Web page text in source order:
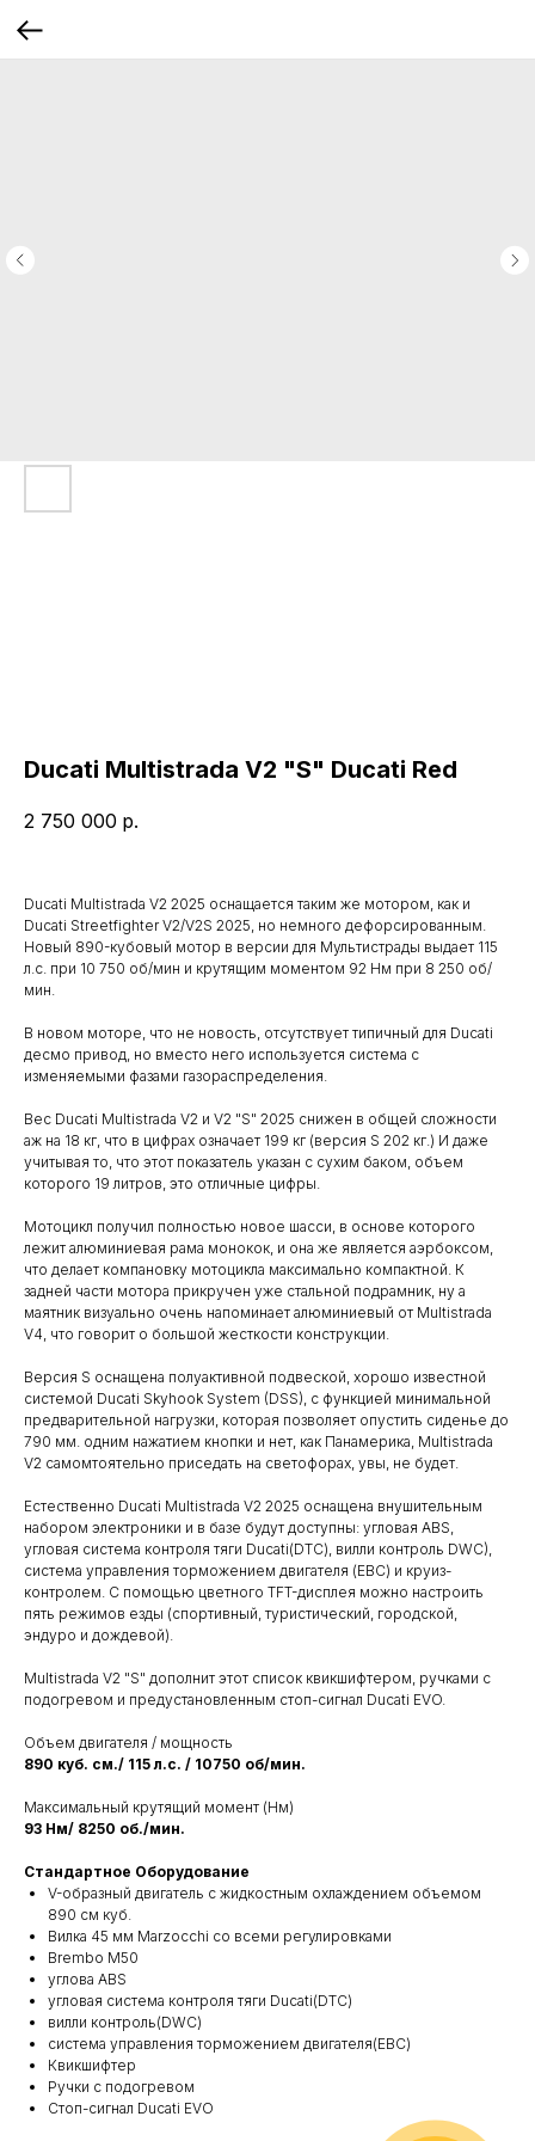
Ducati Multistrada V2 "S" Ducati Red
2 750 000 р.
Ducati Multistrada V2 2025 оснащается таким же мотором, как и
Ducati Streetfighter V2/V2S 2025, но немного дефорсированным.
Новый 890-кубовый мотор в версии для Мультистрады выдает 115
л.с. при 10 750 об/мин и крутящим моментом 92 Нм при 8 250 об/
мин.
В новом моторе, что не новость, отсутствует типичный для Ducati
десмо привод, но вместо него используется система с
изменяемыми фазами газораспределения.
Вес Ducati Multistrada V2 и V2 "S" 2025 снижен в общей сложности
аж на 18 кг, что в цифрах означает 199 кг (версия S 202 кг.) И даже
учитывая то, что этот показатель указан с сухим баком, объем
которого 19 литров, это отличные цифры.
Мотоцикл получил полностью новое шасси, в основе которого
лежит алюминиевая рама монокок, и она же является аэрбоксом,
что делает компановку мотоцикла максимально компактной. К
задней части мотора прикручен уже стальной подрамник, ну а
маятник визуально очень напоминает алюминиевый от Multistrada
V4, что говорит о большой жесткости конструкции.
Версия S оснащена полуактивной подвеской, хорошо известной
системой Ducati Skyhook System (DSS), с функцией минимальной
предварительной нагрузки, которая позволяет опустить сиденье до
790 мм. одним нажатием кнопки и нет, как Панамерика, Multistrada
V2 самомтоятельно приседать на светофорах, увы, не будет.
Естественно Ducati Multistrada V2 2025 оснащена внушительным
набором электроники и в базе будут доступны: угловая ABS,
угловая система контроля тяги Ducati(DTC), вилли контроль DWC),
система управления торможением двигателя (EBC) и круиз-
контролем. С помощью цветного TFT-дисплея можно настроить
пять режимов езды (спортивный, туристический, городской,
эндуро и дождевой).
Multistrada V2 "S" дополнит этот список квикшифтером, ручками с
подогревом и предустановленным стоп-сигнал Ducati EVO.
Объем двигателя / мощность
890 куб. см./ 115 л.с. / 10750 об/мин.
Максимальный крутящий момент (Нм)
93 Нм/ 8250 об./мин.
Стандартное Оборудование
V-образный двигатель с жидкостным охлаждением объемом
890 см куб.
Вилка 45 мм Marzocchi со всеми регулировками
Brembo M50
углова ABS
угловая система контроля тяги Ducati(DTC)
вилли контроль(DWC)
система управления торможением двигателя(EBC)
Квикшифтер
Ручки с подогревом
Стоп-сигнал Ducati EVO